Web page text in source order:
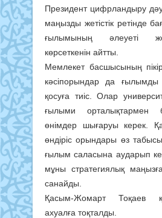
Президент цифрландыру
маңызды жетістік ретінде
ғылымының әлеуеті
көрсеткенін айтты.
Мемлекет басшысының
кәсіпорындар да ғылымды
қосуға тиіс. Олар
ғылыми орталықтармен
өнімдер шығаруы керек.
өндіріс орындары өз
ғылым саласына аударып
мұны стратегиялық
санайды.
Қасым-Жомарт Тоқаев
ахуалға тоқталды.